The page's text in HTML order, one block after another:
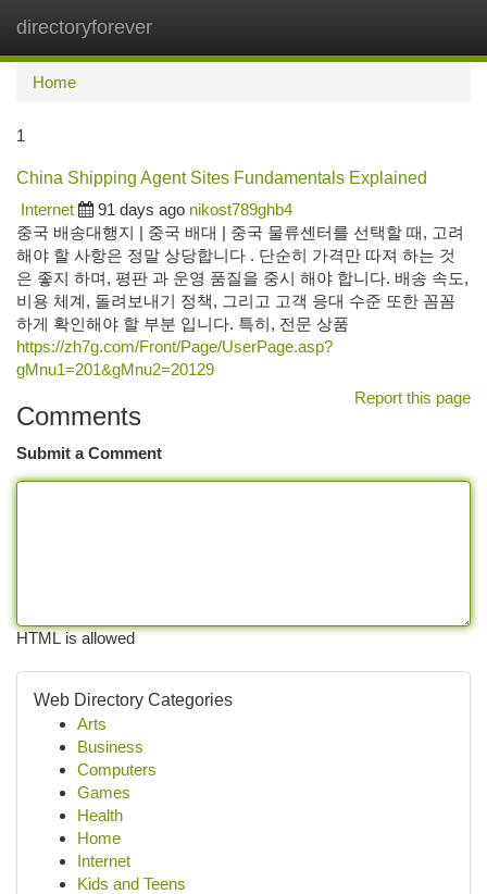
directoryforever
Home
1
China Shipping Agent Sites Fundamentals Explained
Internet
91 days ago nikost789ghb4
중국 배송대행지 | 중국 배대 | 중국 물류센터를 선택할 때, 고려
해야 할 사항은 정말 상당합니다 . 단순히 가격만 따져 하는 것
은 좋지 하며, 평판 과 운영 품질을 중시 해야 합니다. 배송 속도,
비용 체계, 돌려보내기 정책, 그리고 고객 응대 수준 또한 꼼꼼
하게 확인해야 할 부분 입니다. 특히, 전문 상품
https://zh7g.com/Front/Page/UserPage.asp?
gMnu1=201&gMnu2=20129
Report this page
Comments
Submit a Comment
HTML is allowed
Web Directory Categories
Arts
Business
Computers
Games
Health
Home
Internet
Kids and Teens